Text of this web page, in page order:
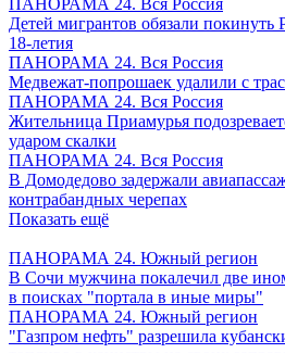
Детей мигрантов обязали
18-летия
ПАНОРАМА 24. Вся Россия
Медвежат-попрошаек удалили с
ПАНОРАМА 24. Вся Россия
Жительница Приамурья
ударом скалки
ПАНОРАМА 24. Вся Россия
В Домодедово задержали
контрабандных черепах
Показать ещё
ПАНОРАМА 24. Южный регион
В Сочи мужчина покалечил две
в поисках "портала в иные миры"
ПАНОРАМА 24. Южный регион
"Газпром нефть" разрешила